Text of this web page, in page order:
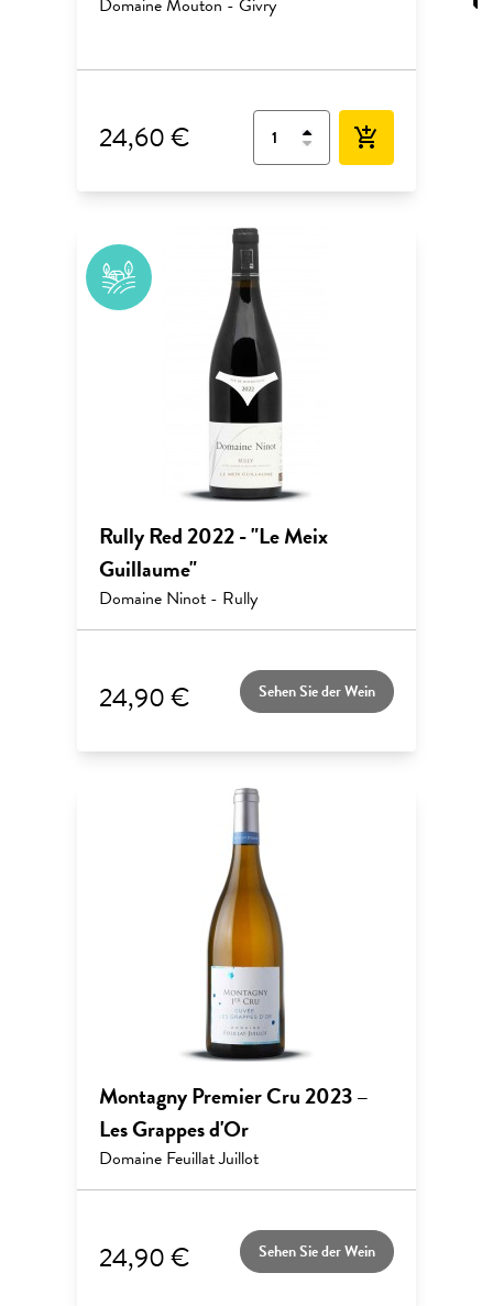
Domaine Mouton - Givry
24,60 € add_shopping_cart
Rully Red 2022 - "Le Meix
Guillaume"
Domaine Ninot - Rully
24,90 € Sehen Sie der Wein
Montagny Premier Cru 2023 –
Les Grappes d'Or
Domaine Feuillat Juillot
24,90 € Sehen Sie der Wein